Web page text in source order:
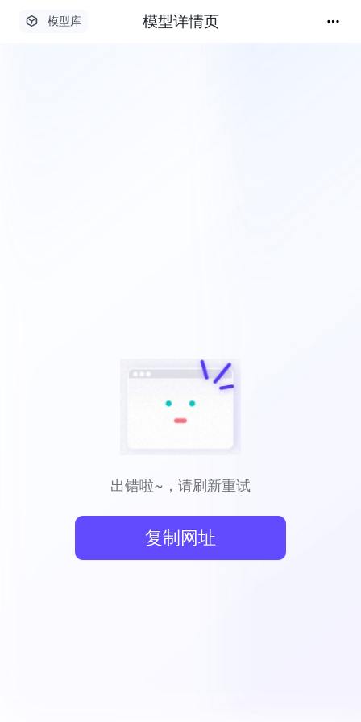
模型库 模型详情页
出错啦~，请刷新重试
复制网址